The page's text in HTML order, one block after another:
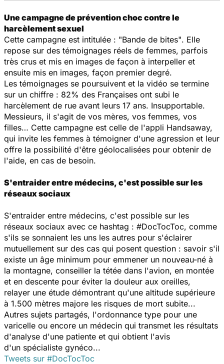
Une campagne de prévention choc contre le
harcèlement sexuel
Cette campagne est intitulée : "Bande de bites". Elle
repose sur des témoignages réels de femmes, parfois
très crus et mis en images de façon à interpeller et
ensuite mis en images, façon premier degré.
Les témoignages se poursuivent et la vidéo se termine
sur un chiffre : 82% des Françaises ont subi le
harcèlement de rue avant leurs 17 ans. Insupportable.
Messieurs, il s'agit de vos mères, vos femmes, vos
filles… Cette campagne est celle de l'appli Handsaway,
qui invite les femmes à témoigner d'une agression et leur
offre la possibilité d'être géolocalisées pour obtenir de
l'aide, en cas de besoin.
S'entraider entre médecins, c'est possible sur les
réseaux sociaux
S'entraider entre médecins, c'est possible sur les
réseaux sociaux avec ce hashtag : #DocTocToc, comme
s'ils se sonnaient les uns les autres pour s'éclairer
mutuellement sur des cas qui posent question : savoir s'il
existe un âge minimum pour emmener un nouveau-né à
la montagne, conseiller la tétée dans l'avion, en montée
et en descente pour éviter la douleur aux oreilles,
relayer une étude démontrant qu'une altitude supérieure
à 1.500 mètres majore les risques de mort subite...
Autres sujets partagés, l'ordonnance type pour une
varicelle ou encore un médecin qui transmet les résultats
d'analyse d'une patiente et qui obtient l'avis
d'un spécialiste gynéco...
Tweets sur #DocTocToc